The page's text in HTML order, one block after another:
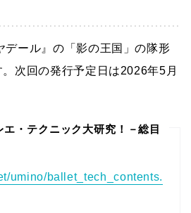
デール』の「影の王国」の隊形
次回の発行予定日は2026年5月
エ・テクニック大研究！－総目
umino/ballet_tech_contents.